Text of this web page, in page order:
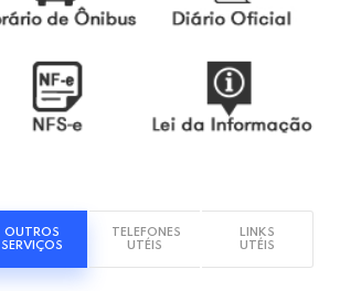
OUTROS
SERVIÇOS
TELEFONES
UTÉIS
LINKS
UTÉIS